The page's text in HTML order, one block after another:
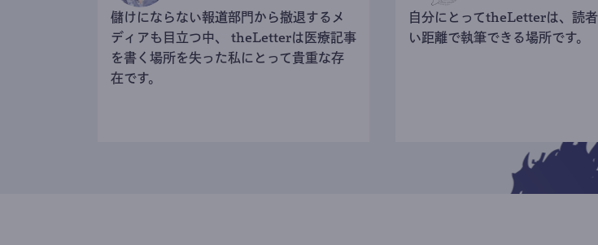
儲けにならない報道部門から撤退するメ
ディアも目立つ中、 theLetterは医療記事
を書く場所を失った私にとって貴重な存
在です。
自分にとってtheLetterは、読
い距離で執筆できる場所です。